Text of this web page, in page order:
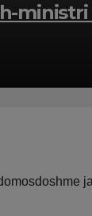
ministri